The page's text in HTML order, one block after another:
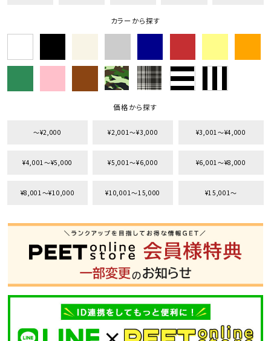
キーワードから探す
search
円 ～
並び順
サイズ
S
M
L
XL
XXL
XXXL
30inc
32inc
34inc
36inc
38inc
40inc
KIDS
カラーから探す
価格から探す
〜¥2,000 ¥2,001〜¥3,000 ¥3,001〜¥4,000
¥4,001〜¥5,000 ¥5,001〜¥6,000 ¥6,001〜¥8,000
¥8,001〜¥10,000 ¥10,001〜15,000 ¥15,001〜